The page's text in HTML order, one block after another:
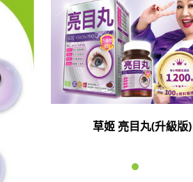
草姬 亮目丸(升級版)